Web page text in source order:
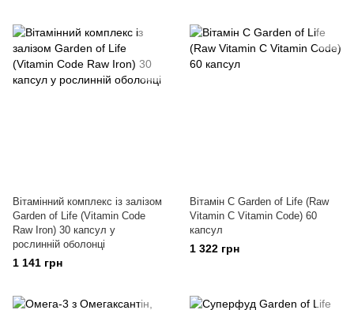
Вітамінний комплекс із залізом
Garden of Life (Vitamin Code
Raw Iron) 30 капсул у
рослинній оболонці
1 141 грн
Вітамін С Garden of Life (Raw
Vitamin C Vitamin Code) 60
капсул
1 322 грн